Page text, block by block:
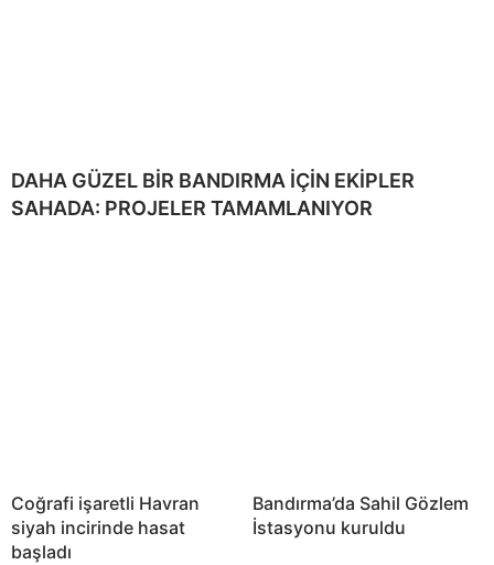
DAHA GÜZEL BİR BANDIRMA İÇİN EKİPLER
SAHADA: PROJELER TAMAMLANIYOR
Coğrafi işaretli Havran
siyah incirinde hasat
başladı
Bandırma’da Sahil Gözlem
İstasyonu kuruldu